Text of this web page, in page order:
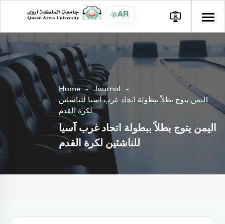
AR
Home
Journal
اليمن يتوج بطلاً ببطولة اتحاد غرب آسيا للناشئين
لكرة القدم
اليمن يتوج بطلاً ببطولة اتحاد غرب آسيا
للناشئين لكرة القدم